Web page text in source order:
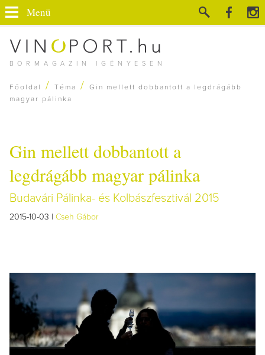
BORMAGAZIN IGÉNYESEN
Menü
Főoldal / Téma /
Gin mellett dobbantott a legdrágább
magyar pálinka
Gin mellett dobbantott a
legdrágább magyar pálinka
Budavári Pálinka- és Kolbászfesztivál 2015
2015-10-03 | Cseh Gábor